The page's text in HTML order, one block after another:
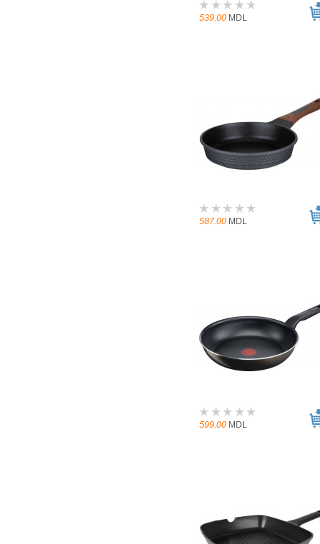
539.00 MDL
587.00 MDL
599.00 MDL